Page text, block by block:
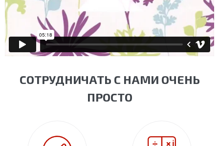
СОТРУДНИЧАТЬ С НАМИ ОЧЕНЬ
ПРОСТО